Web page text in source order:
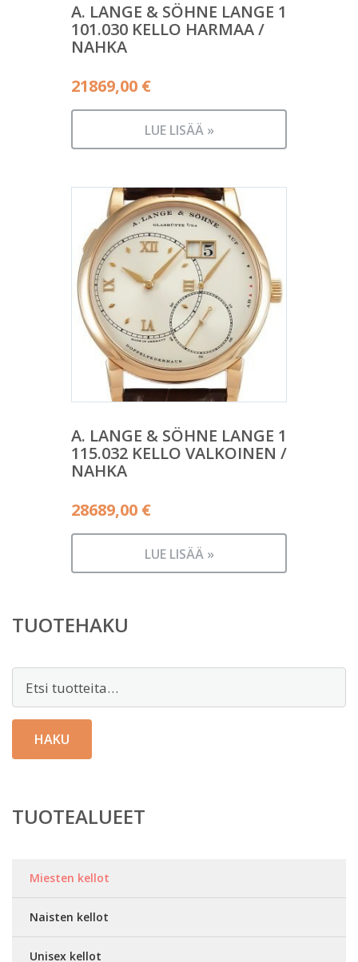
A. LANGE & SÖHNE LANGE 1
101.030 KELLO HARMAA /
NAHKA
21869,00 €
LUE LISÄÄ »
A. LANGE & SÖHNE LANGE 1
115.032 KELLO VALKOINEN /
NAHKA
28689,00 €
LUE LISÄÄ »
TUOTEHAKU
HAKU
TUOTEALUEET
Miesten kellot
Naisten kellot
Unisex kellot